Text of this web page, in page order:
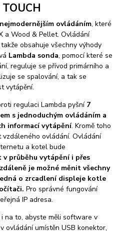
ovládáním, které
a Wood & Pellet. Ovládání
obsahuje všechny výhody
Lambda sonda, pomocí které se
reguluje se přívod primárního a
se spalování, a tak se
vytápění.
regulaci Lambda pyšní 7
s jednoduchým ovládáním a
informací vytápění. Kromě toho
vzdáleného ovládání. Ovládání
a kotel bude
průběhu vytápění i přes
je možné měnit všechny
o zrcadlení displeje kotle
Pro správné fungování
IP adresa.
na to, abyste měli software v
ovládání umístěn USB konektor,